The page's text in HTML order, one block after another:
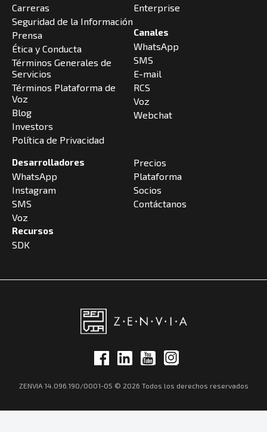
Carreras
Seguridad de la Información
Prensa
Ética y Conducta
Términos Generales de
Servicios
Términos Plataforma de
Voz
Blog
Investors
Política de Privacidad
Enterprise
Canales
WhatsApp
SMS
E-mail
RCS
Voz
Webchat
Desarrolladores
WhatsApp
Instagram
SMS
Voz
Recursos
SDK
Precios
Plataforma
Socios
Contáctanos
ZENVIA 14.096.190/0001-05 © 2026 Todos los derechos reservados